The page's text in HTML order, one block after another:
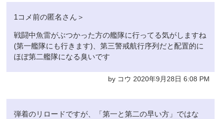
1コメ前の匿名さん＞
戦闘中魚雷がぶつかった方の艦隊に行ってる気がしますね
(第一艦隊にも行きます)、第三警戒航行序列だと配置的に
ほぼ第二艦隊になる臭いです
by コウ 2020年9月28日 6:08 PM
弾着のリロードですが、「第一と第二の早い方」ではな